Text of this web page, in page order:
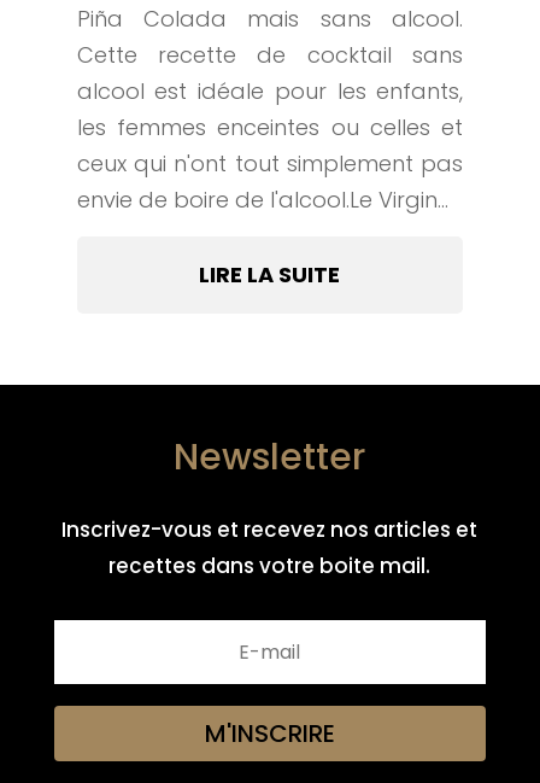
Piña Colada mais sans alcool.
Cette recette de cocktail sans
alcool est idéale pour les enfants,
les femmes enceintes ou celles et
ceux qui n'ont tout simplement pas
envie de boire de l'alcool.Le Virgin...
LIRE LA SUITE
Newsletter
Inscrivez-vous et recevez nos articles et
recettes dans votre boite mail.
M'INSCRIRE